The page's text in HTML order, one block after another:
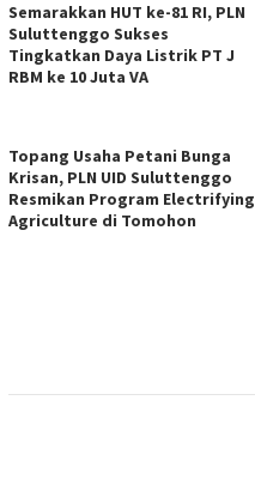
Semarakkan HUT ke-81 RI, PLN
Suluttenggo Sukses
Tingkatkan Daya Listrik PT J
RBM ke 10 Juta VA
Topang Usaha Petani Bunga
Krisan, PLN UID Suluttenggo
Resmikan Program Electrifying
Agriculture di Tomohon